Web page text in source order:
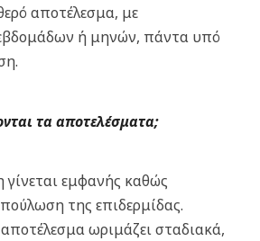
αποτέλεσμα, με
ή μηνών, πάντα υπό
τα αποτελέσματα;
εμφανής καθώς
της επιδερμίδας.
ωριμάζει σταδιακά,